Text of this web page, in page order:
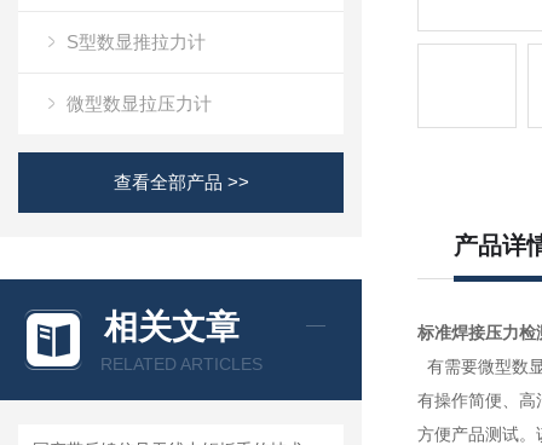
S型数显推拉力计
微型数显拉压力计
查看全部产品 >>
相关文章
RELATED ARTICLES
产品详
标准焊接压力检
有需要微型数
有操作简便、
方便产品测试。